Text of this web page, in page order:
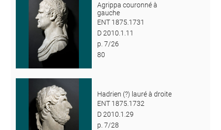
Agrippa couronné à
gauche
ENT 1875.1731
D 2010.1.11
p. 7/26
80
Hadrien (?) lauré à droite
ENT 1875.1732
D 2010.1.29
p. 7/28